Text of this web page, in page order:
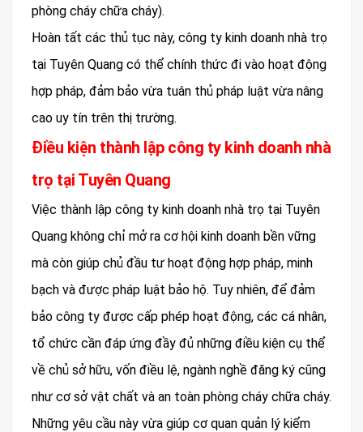
phòng cháy chữa cháy).
Hoàn tất các thủ tục này, công ty kinh doanh nhà trọ
tại Tuyên Quang có thể chính thức đi vào hoạt động
hợp pháp, đảm bảo vừa tuân thủ pháp luật vừa nâng
cao uy tín trên thị trường.
Điều kiện thành lập công ty kinh doanh nhà
trọ tại Tuyên Quang
Việc thành lập công ty kinh doanh nhà trọ tại Tuyên
Quang không chỉ mở ra cơ hội kinh doanh bền vững
mà còn giúp chủ đầu tư hoạt động hợp pháp, minh
bạch và được pháp luật bảo hộ. Tuy nhiên, để đảm
bảo công ty được cấp phép hoạt động, các cá nhân,
tổ chức cần đáp ứng đầy đủ những điều kiện cụ thể
về chủ sở hữu, vốn điều lệ, ngành nghề đăng ký cũng
như cơ sở vật chất và an toàn phòng cháy chữa cháy.
Những yêu cầu này vừa giúp cơ quan quản lý kiểm